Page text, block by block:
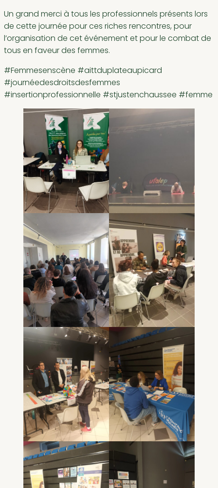
Un grand merci à tous les professionnels présents lors
de cette journée pour ces riches rencontres, pour
l’organisation de cet événement et pour le combat de
tous en faveur des femmes.
#Femmesenscène #aittduplateaupicard
#journéedesdroitsdesfemmes
#insertionprofessionnelle #stjustenchaussee #femme